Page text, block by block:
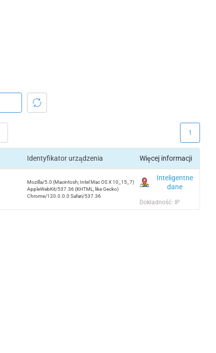
1
Identyfikator urządzenia Więcej informacji
Mozilla/5.0 (Macintosh; Intel Mac OS X 10_15_7)
AppleWebKit/537.36 (KHTML, like Gecko)
Chrome/120.0.0.0 Safari/537.36
Inteligentne
dane
Dokładność: IP